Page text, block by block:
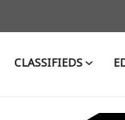
CLASSIFIEDS